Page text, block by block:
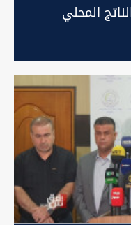
المحلي